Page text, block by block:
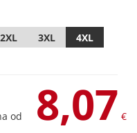
2XL 3XL
4XL
od 8,07 €